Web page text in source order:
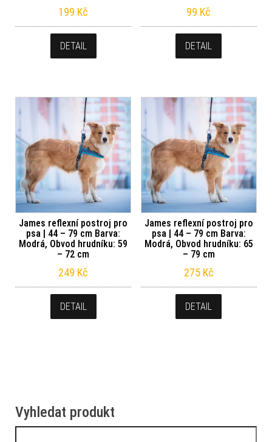
199 Kč
DETAIL
99 Kč
DETAIL
James reflexní postroj pro
psa | 44 – 79 cm Barva:
Modrá, Obvod hrudníku: 59
– 72 cm
249 Kč
DETAIL
James reflexní postroj pro
psa | 44 – 79 cm Barva:
Modrá, Obvod hrudníku: 65
– 79 cm
275 Kč
DETAIL
Vyhledat produkt